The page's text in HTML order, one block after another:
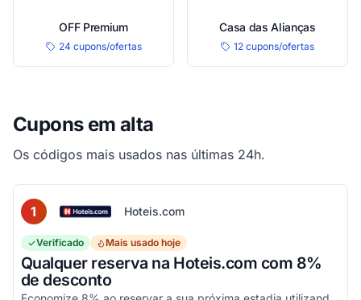
OFF Premium
24 cupons/ofertas
Casa das Alianças
12 cupons/ofertas
Cupons em alta
Os códigos mais usados nas últimas 24h.
1 Hoteis.com
Verificado Mais usado hoje
Qualquer reserva na Hoteis.com com 8%
de desconto